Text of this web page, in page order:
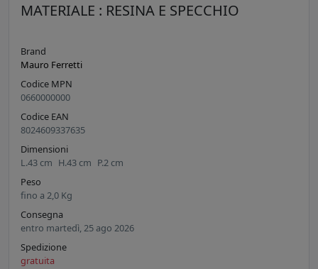
MATERIALE : RESINA E SPECCHIO
Brand
Mauro Ferretti
Codice MPN
0660000000
Codice EAN
8024609337635
Dimensioni
L.43 cm H.43 cm P.2 cm
Peso
fino a 2,0 Kg
Consegna
entro martedì, 25 ago 2026
Spedizione
gratuita